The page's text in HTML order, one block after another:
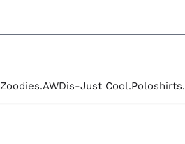
Zoodies.AWDis-Just Cool.Poloshirts.